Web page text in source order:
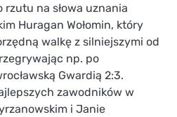
rzutu na słowa uznania
Huragan Wołomin, który
walkę z silniejszymi od
np. po
Gwardią 2:3.
zawodników w
i Janie